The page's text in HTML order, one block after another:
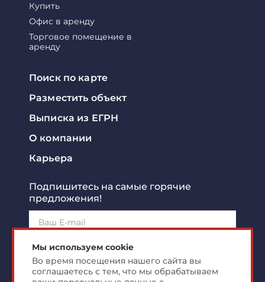
Купить
Офис в аренду
Торговое помещение в
аренду
Поиск по карте
Разместить объект
Выписка из ЕГРН
О компании
Карьера
Подпишитесь на самые горячие
предложения!
Подписаться!
Я ознакомлен сполитикой конфиденциальности
согласен наобработку персональных данных
Мы используем cookie
Во время посещения нашего сайта вы
соглашаетесь с тем, что мы обрабатываем